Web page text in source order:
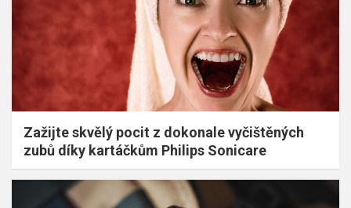
Zažijte skvělý pocit z dokonale vyčištěných
zubů díky kartáčkům Philips Sonicare